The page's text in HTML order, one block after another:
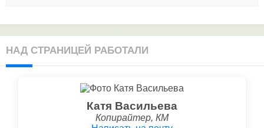
НАД СТРАНИЦЕЙ РАБОТАЛИ
Катя Васильева
Копирайтер, КМ